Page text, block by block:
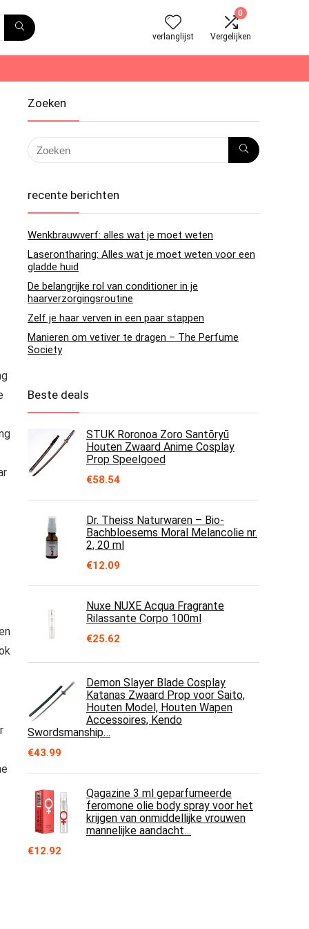
verlanglijst
0
Vergelijken
Zoeken
recente berichten
Wenkbrauwverf: alles wat je moet weten
Laserontharing: Alles wat je moet weten voor een
gladde huid
De belangrijke rol van conditioner in je
haarverzorgingsroutine
Zelf je haar verven in een paar stappen
Manieren om vetiver te dragen – The Perfume
Society
Beste deals
STUK Roronoa Zoro Santōryū
Houten Zwaard Anime Cosplay
Prop Speelgoed
€58.54
Dr. Theiss Naturwaren – Bio-
Bachbloesems Moral Melancolie nr.
2, 20 ml
€12.09
Nuxe NUXE Acqua Fragrante
Rilassante Corpo 100ml
€25.62
Demon Slayer Blade Cosplay
Katanas Zwaard Prop voor Saito,
Houten Model, Houten Wapen
Accessoires, Kendo
Swordsmanship…
€43.99
Qagazine 3 ml geparfumeerde
feromone olie body spray voor het
krijgen van onmiddellijke vrouwen
mannelijke aandacht…
€12.92